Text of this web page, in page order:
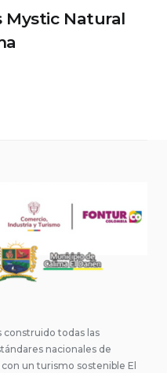
Mystic Natural
construido todas las
nacionales de
un turismo sostenible El